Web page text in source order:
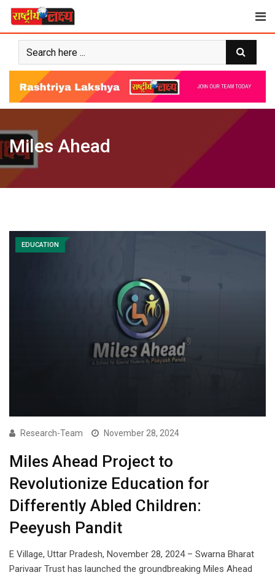
Skip
content
Miles Ahead
EDUCATION
Research-Team November 28, 2024
Miles Ahead Project to
Revolutionize Education for
Differently Abled Children:
Peeyush Pandit
E Village, Uttar Pradesh, November 28, 2024 – Swarna Bharat
Parivaar Trust has launched the groundbreaking Miles Ahead